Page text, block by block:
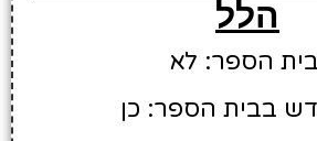
הלל
הספר: לא
בבית הספר: כן